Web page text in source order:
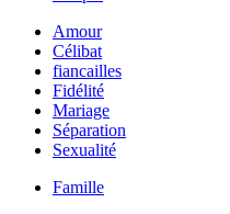
Amour
Célibat
fiancailles
Fidélité
Mariage
Séparation
Sexualité
Famille